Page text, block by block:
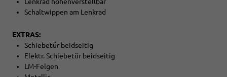
Lenkrad höhenverstellbar
Schaltwippen am Lenkrad
EXTRAS:
Schiebetür beidseitig
Elektr. Schiebetür beidseitig
LM-Felgen